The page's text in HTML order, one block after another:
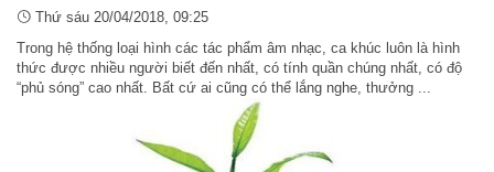
Thứ sáu 20/04/2018, 09:25
Trong hệ thống loại hình các tác phẩm âm nhạc, ca khúc luôn là hình
thức được nhiều người biết đến nhất, có tính quần chúng nhất, có độ
“phủ sóng” cao nhất. Bất cứ ai cũng có thể lắng nghe, thưởng ...